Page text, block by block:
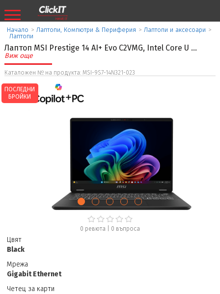
Начало > Лаптопи, Компютри & Периферия > Лаптопи и аксесоари >
Лаптопи
Лаптоп MSI Prestige 14 AI+ Evo C2VMG, Intel Core U ...
Виж още
Каталожен № на продукта: MSI-9S7-14N321-023
ПОСЛЕДНИ
БРОЙКИ
0 ревюта| 0 въпроса
Цвят
Black
Мрежа
Gigabit Ethernet
Четец за карти